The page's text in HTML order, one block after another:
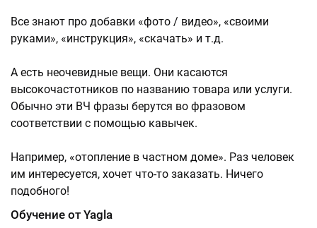
Все знают про добавки «фото / видео», «своими
руками», «инструкция», «скачать» и т.д.
А есть неочевидные вещи. Они касаются
высокочастотников по названию товара или услуги.
Обычно эти ВЧ фразы берутся во фразовом
соответствии с помощью кавычек.
Например, «отопление в частном доме». Раз человек
им интересуется, хочет что-то заказать. Ничего
подобного!
Обучение от Yagla